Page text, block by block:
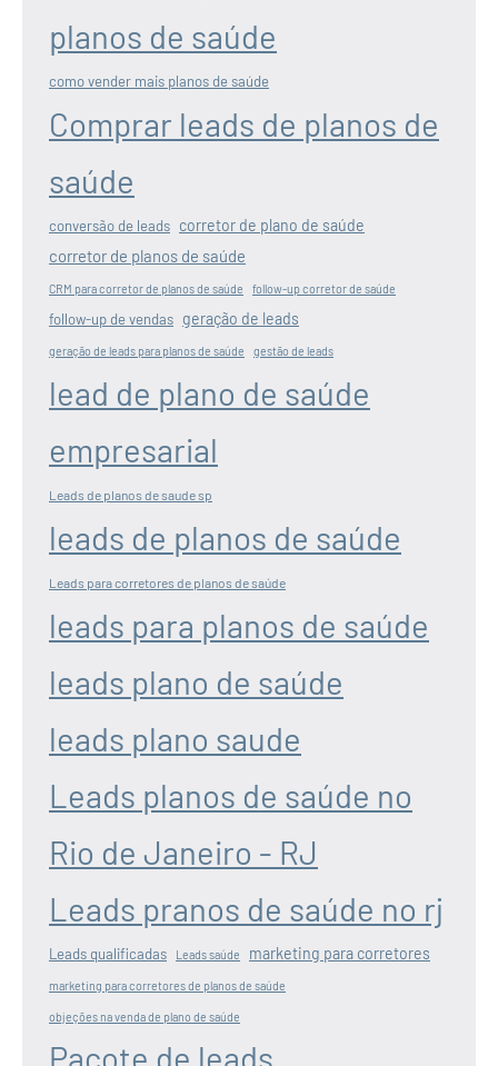
planos de saúde
como vender mais planos de saúde
Comprar leads de planos de
saúde
conversão de leads corretor de plano de saúde
corretor de planos de saúde
CRM para corretor de planos de saúde follow-up corretor de saúde
follow-up de vendas geração de leads
geração de leads para planos de saúde gestão de leads
lead de plano de saúde
empresarial
Leads de planos de saude sp
leads de planos de saúde
Leads para corretores de planos de saúde
leads para planos de saúde
leads plano de saúde
leads plano saude
Leads planos de saúde no
Rio de Janeiro - RJ
Leads pranos de saúde no rj
Leads qualificadas Leads saúde marketing para corretores
marketing para corretores de planos de saúde
objeções na venda de plano de saúde
Pacote de leads